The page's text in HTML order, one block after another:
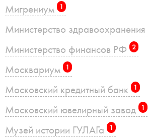
Мигрениум 1
Министерство
Министерство финансов РФ 2
Москвариум 1
Московский кредитный банк 1
Московский ювелирный завод 1
Музей истории ГУЛАГа 1